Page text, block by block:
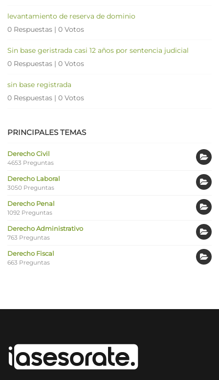
levantamiento de reserva de dominio
0 Respuestas | 0 Votos
Sin base geristrada casi 12 años por sentencia judicial
0 Respuestas | 0 Votos
sin base registrada
0 Respuestas | 0 Votos
PRINCIPALES TEMAS
Derecho Civil
4653 Preguntas
Derecho Laboral
3050 Preguntas
Derecho Penal
1092 Preguntas
Derecho Administrativo
763 Preguntas
Derecho Fiscal
663 Preguntas